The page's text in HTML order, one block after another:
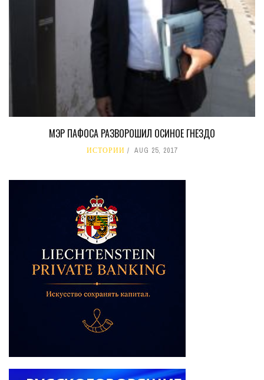
МЭР ПАФОСА РАЗВОРОШИЛ ОСИНОЕ ГНЕЗДО
ИСТОРИИ AUG 25, 2017